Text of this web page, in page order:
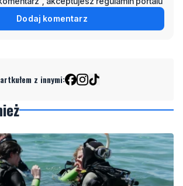
Dodaj komentarz
z innymi: